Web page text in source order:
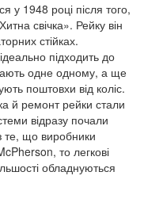
у 1948 році після того,
свічка». Рейку він
стійках.
підходить до
одне одному, а ще
поштовхи від коліс.
й ремонт рейки стали
відразу почали
що виробники
, то легкові
обладнуються